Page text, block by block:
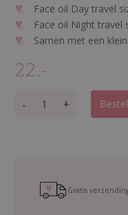
Face oil Day travel
Face oil Night travel
Samen met een
22.-
- +
Gratis